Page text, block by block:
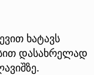
ხატავს
დასახრელად